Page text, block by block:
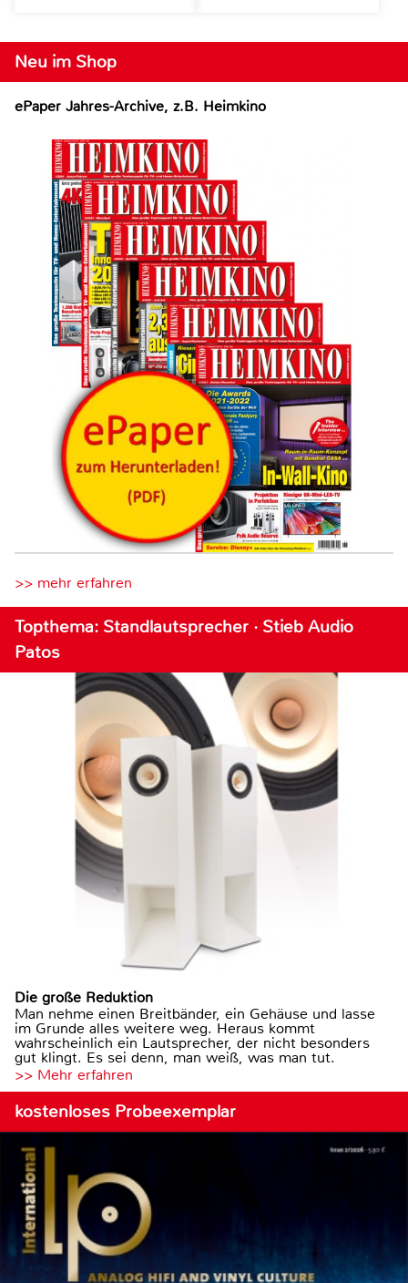
Neu im Shop
ePaper Jahres-Archive, z.B. Heimkino
>> mehr erfahren
Topthema: Standlautsprecher · Stieb Audio
Patos
Die große Reduktion
Man nehme einen Breitbänder, ein Gehäuse und lasse
im Grunde alles weitere weg. Heraus kommt
wahrscheinlich ein Lautsprecher, der nicht besonders
gut klingt. Es sei denn, man weiß, was man tut.
>> Mehr erfahren
kostenloses Probeexemplar